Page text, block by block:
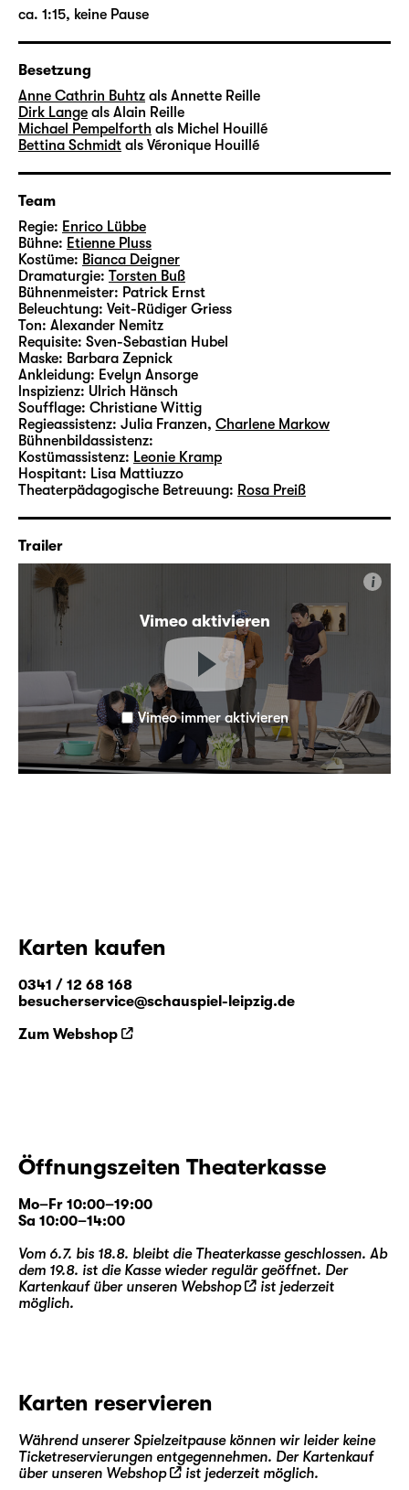
ca. 1:15, keine Pause
Besetzung
Anne Cathrin Buhtz als Annette Reille
Dirk Lange als Alain Reille
Michael Pempelforth als Michel Houillé
Bettina Schmidt als Véronique Houillé
Team
Regie: Enrico Lübbe
Bühne: Etienne Pluss
Kostüme: Bianca Deigner
Dramaturgie: Torsten Buß
Bühnenmeister: Patrick Ernst
Beleuchtung: Veit-Rüdiger Griess
Ton: Alexander Nemitz
Requisite: Sven-Sebastian Hubel
Maske: Barbara Zepnick
Ankleidung: Evelyn Ansorge
lnspizienz: Ulrich Hänsch
Soufflage: Christiane Wittig
Regieassistenz: Julia Franzen, Charlene Markow
Bühnenbildassistenz:
Kostümassistenz: Leonie Kramp
Hospitant: Lisa Mattiuzzo
Theaterpädagogische Betreuung: Rosa Preiß
Trailer
Vimeo aktivieren
i
Vimeo immer aktivieren
Karten kaufen
0341 / 12 68 168
besucherservice@schauspiel-leipzig.de
Zum Webshop
Öffnungszeiten Theaterkasse
Mo–Fr 10:00–19:00
Sa 10:00–14:00
Vom 6.7. bis 18.8. bleibt die Theaterkasse geschlossen. Ab
dem 19.8. ist die Kasse wieder regulär geöffnet. Der
Kartenkauf über unseren Webshop
ist jederzeit
möglich.
Karten reservieren
Während unserer Spielzeitpause können wir leider keine
Ticketreservierungen entgegennehmen. Der Kartenkauf
über unseren Webshop ist jederzeit möglich.